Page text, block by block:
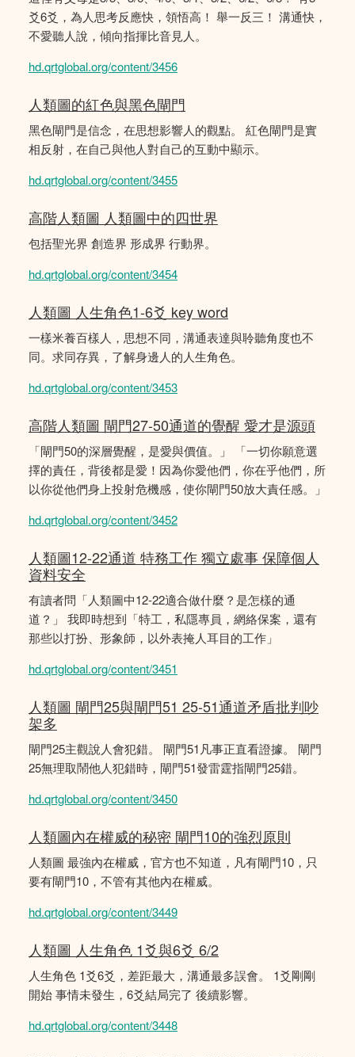
爻6爻，為人思考反應快，領悟高！ 舉一反三！ 溝通快，
不愛聽人說，傾向指揮比音見人。
hd.qrtglobal.org/content/3456
人類圖的紅色與黑色閘門
黑色閘門是信念，在思想影響人的觀點。 紅色閘門是實
相反射，在自己與他人對自己的互動中顯示。
hd.qrtglobal.org/content/3455
高階人類圖 人類圖中的四世界
包括聖光界 創造界 形成界 行動界。
hd.qrtglobal.org/content/3454
人類圖 人生角色1-6爻 key word
一樣米養百樣人，思想不同，溝通表達與聆聽角度也不
同。求同存異，了解身邊人的人生角色。
hd.qrtglobal.org/content/3453
高階人類圖 閘門27-50通道的覺醒 愛才是源頭
「閘門50的深層覺醒，是愛與價值。」 「一切你願意選
擇的責任，背後都是愛！因為你愛他們，你在乎他們，所
以你從他們身上投射危機感，使你閘門50放大責任感。」
hd.qrtglobal.org/content/3452
人類圖12-22通道 特務工作 獨立處事 保障個人
資料安全
有讀者問「人類圖中12-22適合做什麼？是怎樣的通
道？」 我即時想到「特工，私隱專員，網絡保案，還有
那些以打扮、形象師，以外表掩人耳目的工作」
hd.qrtglobal.org/content/3451
人類圖 閘門25與閘門51 25-51通道矛盾批判吵
架多
閘門25主觀說人會犯錯。 閘門51凡事正直看證據。 閘門
25無理取鬧他人犯錯時，閘門51發雷霆指閘門25錯。
hd.qrtglobal.org/content/3450
人類圖內在權威的秘密 閘門10的強烈原則
人類圖 最強內在權威，官方也不知道，凡有閘門10，只
要有閘門10，不管有其他內在權威。
hd.qrtglobal.org/content/3449
人類圖 人生角色 1爻與6爻 6/2
人生角色 1爻6爻，差距最大，溝通最多誤會。 1爻剛剛
開始 事情未發生，6爻結局完了 後續影響。
hd.qrtglobal.org/content/3448